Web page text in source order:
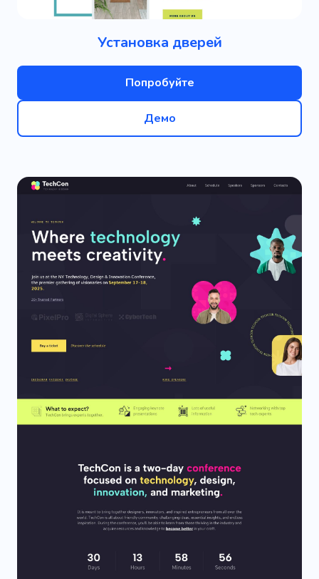
Установка дверей
Попробуйте
Демо